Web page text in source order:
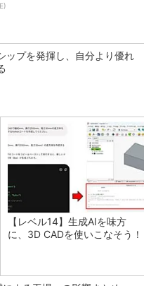
ップを発揮し、自分より優れ
【レベル14】生成AIを味方
に、3D CADを使いこなそう！